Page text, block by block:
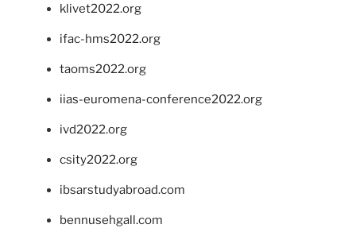
klivet2022.org
ifac-hms2022.org
taoms2022.org
iias-euromena-conference2022.org
ivd2022.org
csity2022.org
ibsarstudyabroad.com
bennusehgall.com